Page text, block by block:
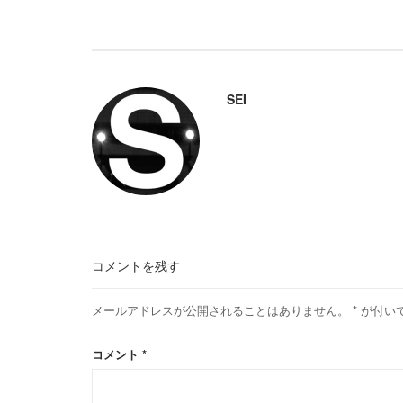
SEI
コメントを残す
メールアドレスが公開されることはありません。 * が付い
コメント *